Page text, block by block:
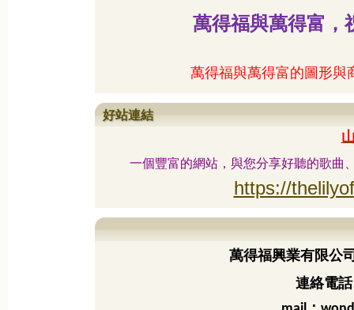
萬得福與萬得富，
萬得福與萬得富的圖形與
好站連結
一個豐富的網站，與您分享好聽的歌曲
https://
萬得福興業有限公
連絡電